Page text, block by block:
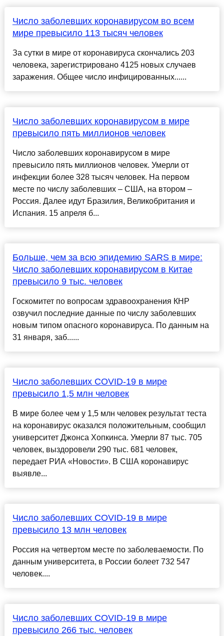
Число заболевших коронавирусом во всем
мире превысило 113 тысяч человек
За сутки в мире от коронавируса скончались 203
человека, зарегистрировано 4125 новых случаев
заражения. Общее число инфицированных......
Число заболевших коронавирусом в мире
превысило пять миллионов человек
Число заболевших коронавирусом в мире
превысило пять миллионов человек. Умерли от
инфекции более 328 тысяч человек. На первом
месте по числу заболевших – США, на втором –
Россия. Далее идут Бразилия, Великобритания и
Испания. 15 апреля б...
Больше, чем за всю эпидемию SARS в мире:
Число заболевших коронавирусом в Китае
превысило 9 тыс. человек
Госкомитет по вопросам здравоохранения КНР
озвучил последние данные по числу заболевших
новым типом опасного коронавируса. По данным на
31 января, заб......
Число заболевших COVID-19 в мире
превысило 1,5 млн человек
В мире более чем у 1,5 млн человек результат теста
на коронавирус оказался положительным, сообщил
университет Джонса Хопкинса. Умерли 87 тыс. 705
человек, выздоровели 290 тыс. 681 человек,
передает РИА «Новости». В США коронавирус
выявле...
Число заболевших COVID-19 в мире
превысило 13 млн человек
Россия на четвертом месте по заболеваемости. По
данным университета, в России болеет 732 547
человек....
Число заболевших COVID-19 в мире
превысило 266 тыс. человек